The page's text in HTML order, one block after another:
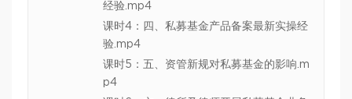
经验.mp4
课时4：四、私募基金产品备案最新实操经
验.mp4
课时5：五、资管新规对私募基金的影响.m
p4